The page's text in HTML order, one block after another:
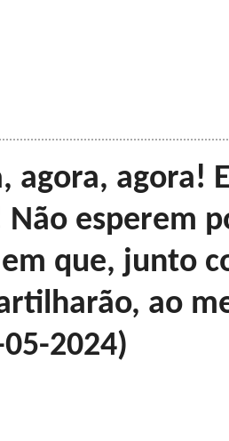
agora, agora!
Não esperem
que, junto
ao
2024)